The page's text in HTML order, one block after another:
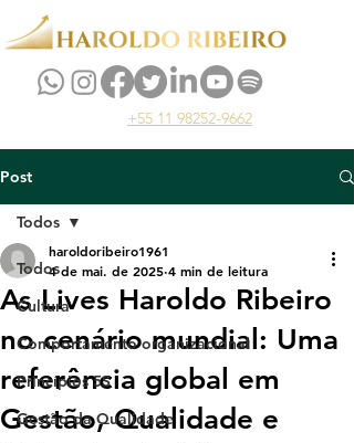
+55 11 98252-9662
Post
Todos
Cultura
Comportamento organizacional
Princípios 5S
Gestão da Qualidade
Todos
As Lives Haroldo Ribeiro
no cenário mundial: Uma
referência global em
Gestão, Qualidade e
haroldoribeiro1961
4 de mai. de 2025 4 min de leitura